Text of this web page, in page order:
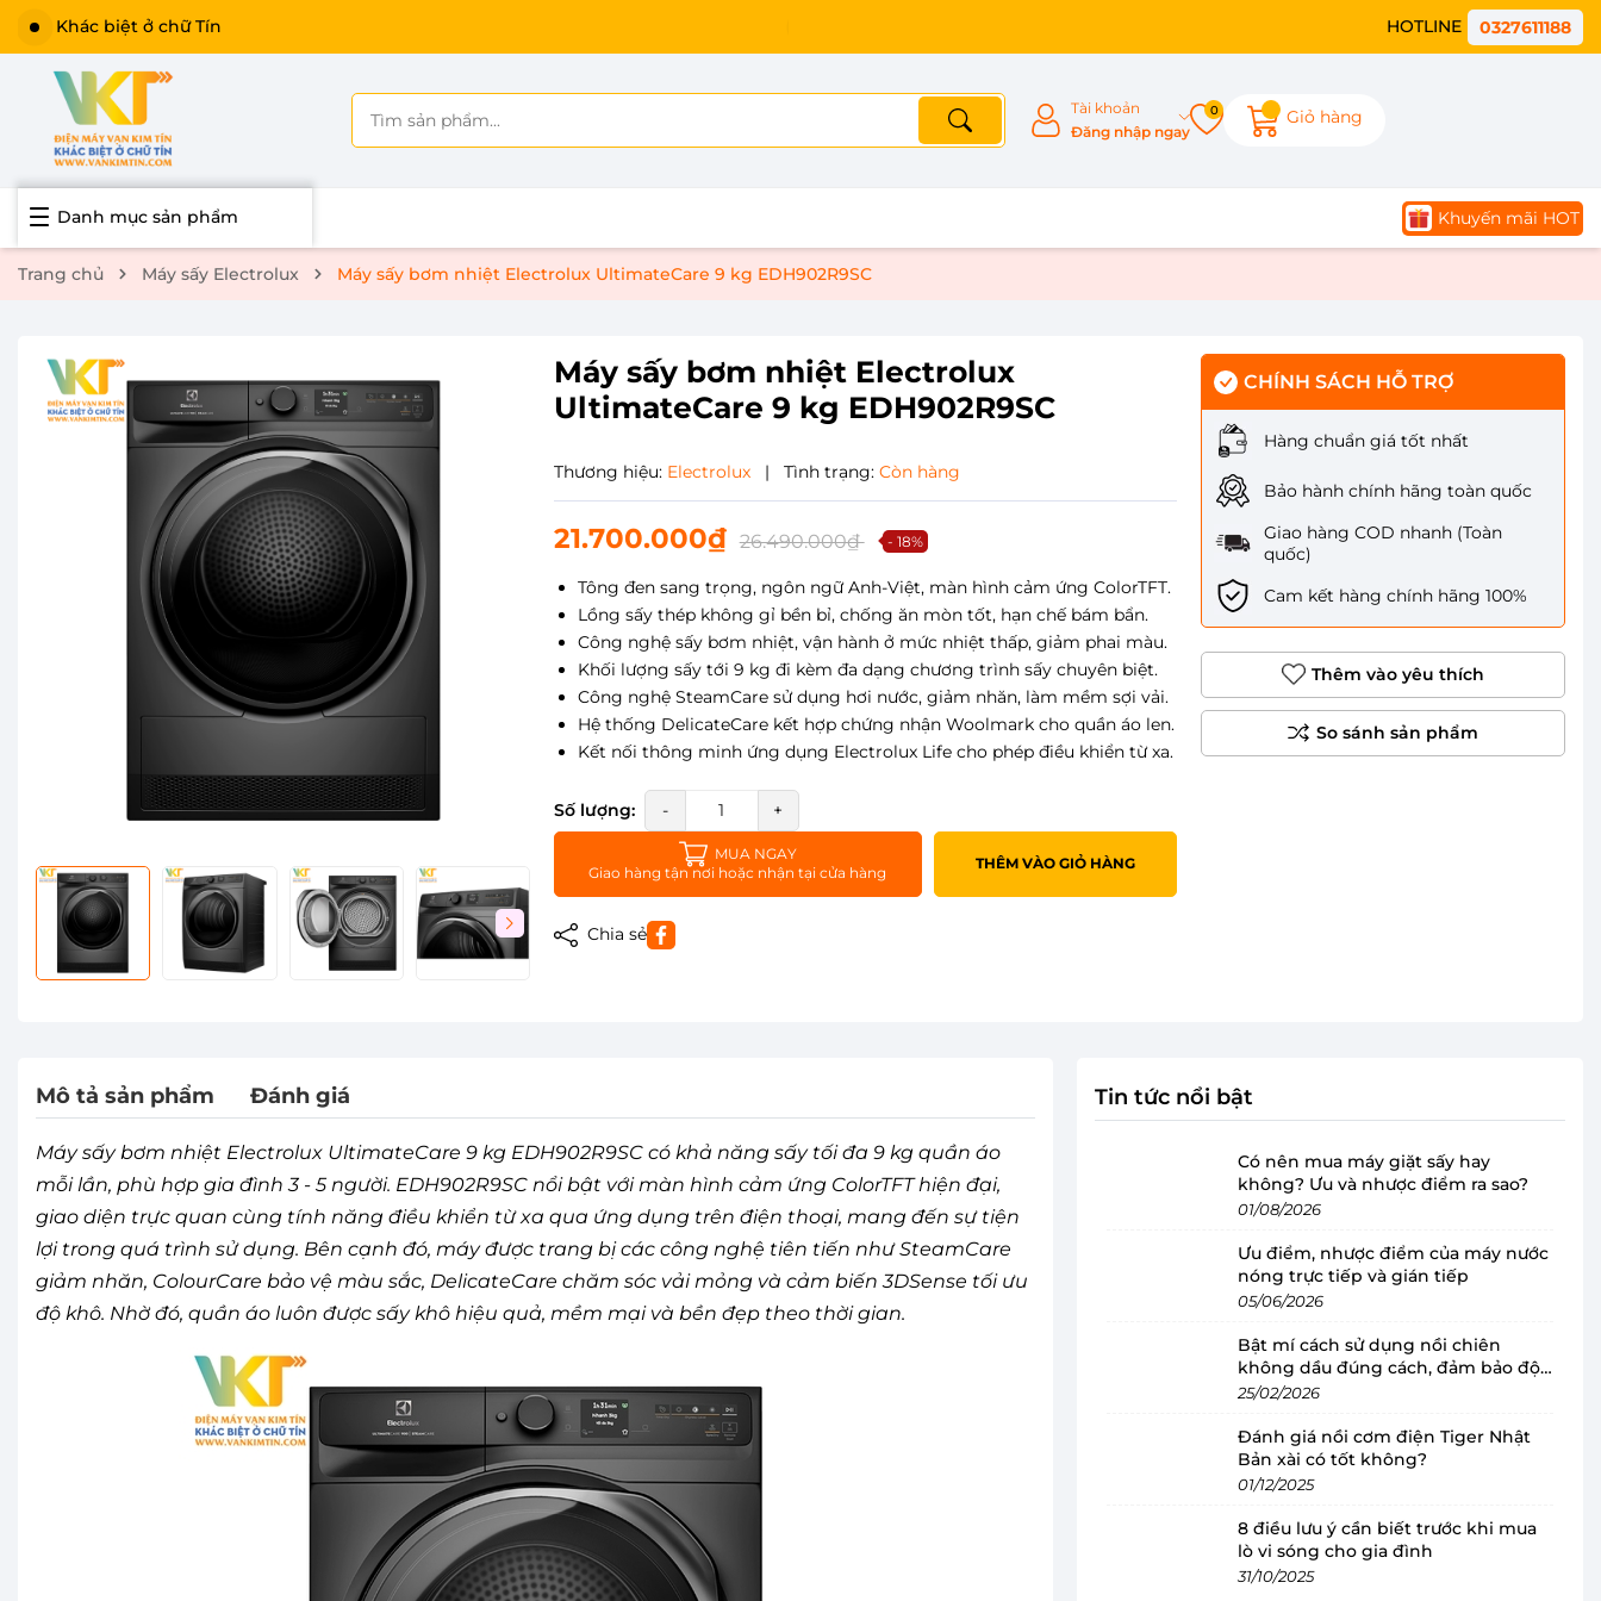
Khác biệt ở chữ Tín HOTLINE 0327611188
Tài khoản
Đăng nhập ngay
0 Giỏ hàng
Danh mục sản phẩm Khuyến mãi HOT
Trang chủ Máy sấy Electrolux Máy sấy bơm nhiệt Electrolux UltimateCare 9 kg EDH902R9SC
Máy sấy bơm nhiệt Electrolux
UltimateCare 9 kg EDH902R9SC
Thương hiệu: Electrolux | Tình trạng: Còn hàng
21.700.000₫ 26.490.000₫ - 18%
Tông đen sang trọng, ngôn ngữ Anh-Việt, màn hình cảm ứng ColorTFT.
Lồng sấy thép không gỉ bền bỉ, chống ăn mòn tốt, hạn chế bám bẩn.
Công nghệ sấy bơm nhiệt, vận hành ở mức nhiệt thấp, giảm phai màu.
Khối lượng sấy tới 9 kg đi kèm đa dạng chương trình sấy chuyên biệt.
Công nghệ SteamCare sử dụng hơi nước, giảm nhăn, làm mềm sợi vải.
Hệ thống DelicateCare kết hợp chứng nhận Woolmark cho quần áo len.
Kết nối thông minh ứng dụng Electrolux Life cho phép điều khiển từ xa.
Số lượng: - +
MUA NGAY
Giao hàng tận nơi hoặc nhận tại cửa hàng
THÊM VÀO GIỎ HÀNG
Chia sẻ
CHÍNH SÁCH HỖ TRỢ
Hàng chuẩn giá tốt nhất
Bảo hành chính hãng toàn quốc
Giao hàng COD nhanh (Toàn
quốc)
Cam kết hàng chính hãng 100%
Thêm vào yêu thích
Mô tả sản phẩm Đánh giá
Máy sấy bơm nhiệt Electrolux UltimateCare 9 kg EDH902R9SC có khả năng sấy tối đa 9 kg quần áo
mỗi lần, phù hợp gia đình 3 - 5 người. EDH902R9SC nổi bật với màn hình cảm ứng ColorTFT hiện đại,
giao diện trực quan cùng tính năng điều khiển từ xa qua ứng dụng trên điện thoại, mang đến sự tiện
lợi trong quá trình sử dụng. Bên cạnh đó, máy được trang bị các công nghệ tiên tiến như SteamCare
giảm nhăn, ColourCare bảo vệ màu sắc, DelicateCare chăm sóc vải mỏng và cảm biến 3DSense tối ưu
độ khô. Nhờ đó, quần áo luôn được sấy khô hiệu quả, mềm mại và bền đẹp theo thời gian.
Tin tức nổi bật
Có nên mua máy giặt sấy hay
không? Ưu và nhược điểm ra sao?
01/08/2026
Ưu điểm, nhược điểm của máy nước
nóng trực tiếp và gián tiếp
05/06/2026
Bật mí cách sử dụng nồi chiên
không dầu đúng cách, đảm bảo độ
bền
25/02/2026
Đánh giá nồi cơm điện Tiger Nhật
Bản xài có tốt không?
01/12/2025
8 điều lưu ý cần biết trước khi mua
lò vi sóng cho gia đình
31/10/2025